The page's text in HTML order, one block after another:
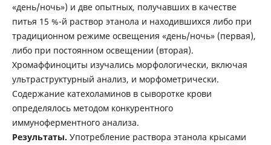
«день/ночь») и две опытных, получавших в качестве
питья 15 %-й раствор этанола и находившихся либо при
традиционном режиме освещения «день/ночь» (первая),
либо при постоянном освещении (вторая).
Хромаффиноциты изучались морфологически, включая
ультраструктурный анализ, и морфометрически.
Содержание катехоламинов в сыворотке крови
определялось методом конкурентного
иммуноферментного анализа.
Результаты. Употребление раствора этанола крысами